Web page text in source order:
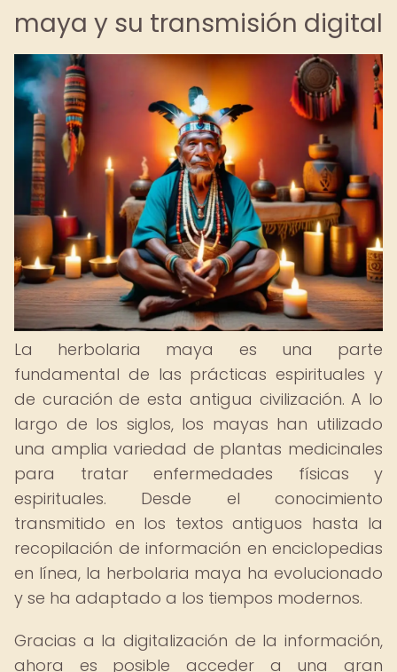
maya y su transmisión digital
La herbolaria maya es una parte
fundamental de las prácticas espirituales y
de curación de esta antigua civilización. A lo
largo de los siglos, los mayas han utilizado
una amplia variedad de plantas medicinales
para tratar enfermedades físicas y
espirituales. Desde el conocimiento
transmitido en los textos antiguos hasta la
recopilación de información en enciclopedias
en línea, la herbolaria maya ha evolucionado
y se ha adaptado a los tiempos modernos.
Gracias a la digitalización de la información,
ahora es posible acceder a una gran